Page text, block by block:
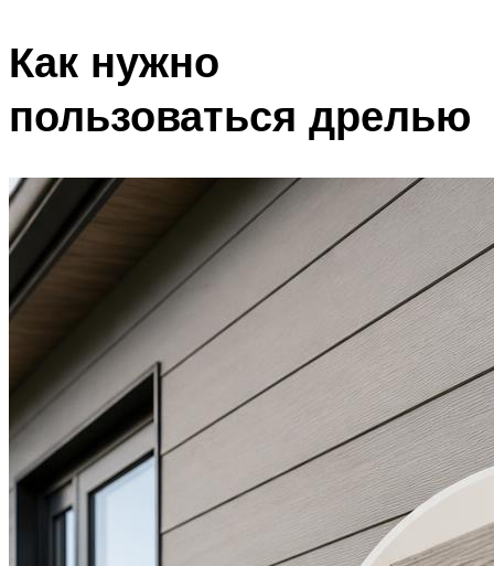
Как нужно
пользоваться дрелью